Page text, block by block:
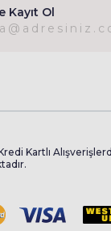
Kayıt Ol
Kartlı